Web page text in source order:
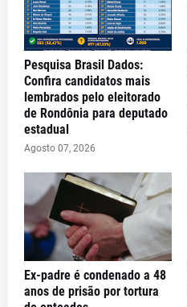
Pesquisa Brasil Dados:
Confira candidatos mais
lembrados pelo eleitorado
de Rondônia para deputado
estadual
Agosto 07, 2026
Ex-padre é condenado a 48
anos de prisão por tortura